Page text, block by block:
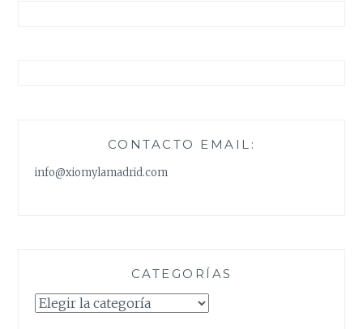
CONTACTO EMAIL:
info@xiomylamadrid.com
CATEGORÍAS
Categorías